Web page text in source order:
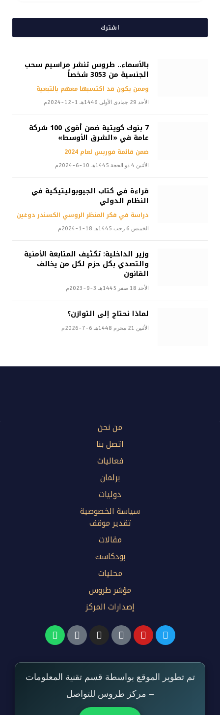
اشترك
بالأسماء.. طروس تنشر مراسيم سحب
الجنسية من 3053 شخصاً
وممن يكون قد اكتسبها معهم بالتبعية
الأحد 29 جمادى الأولى 1446هـ 1-12-2024م
7 بنوك كويتية ضمن أقوى 100 شركة
عامة في «الشرق الأوسط»
ضمن قائمة فوربس لعام 2024
الأثنين 4 ذو الحجة 1445هـ 10-6-2024م
قراءة في كتاب الجيوبوليتيكية في
النظام الدولي
دراسة في فكر المنظر الروسي الكسندر دوغين
الخميس 6 رجب 1445هـ 18-1-2024م
وزير الداخلية: تكثيف المتابعة الأمنية
والتصدي بكل حزم لكل من يخالف
القانون
الأحد 18 صفر 1445هـ 3-9-2023م
لماذا نحتاج إلى التوازن؟
الأثنين 21 محرم 1448هـ 6-7-2026م
من نحن
اتصل بنا
فعاليات
برلمان
دوليات
سياسة الخصوصية
تقدير موقف
مقالات
بودكاست
محليات
مؤشر طروس
إصدارات المركز
تم تطوير الموقع بواسطة قسم تقنية المعلومات
– مركز طروس للتواصل